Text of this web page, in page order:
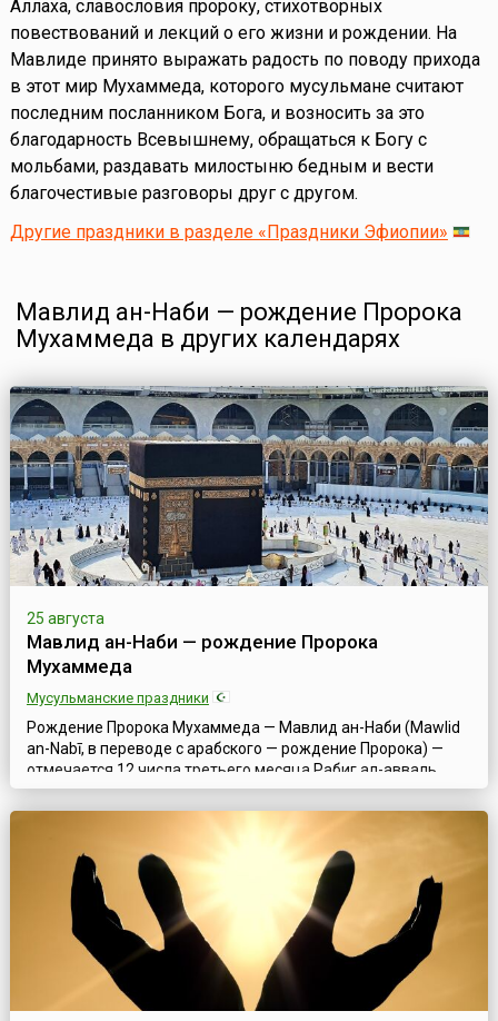
Аллаха, славословия пророку, стихотворных
повествований и лекций о его жизни и рождении. На
Мавлиде принято выражать радость по поводу прихода
в этот мир Мухаммеда, которого мусульмане считают
последним посланником Бога, и возносить за это
благодарность Всевышнему, обращаться к Богу с
мольбами, раздавать милостыню бедным и вести
благочестивые разговоры друг с другом.
Другие праздники в разделе «Праздники Эфиопии»
Мавлид ан-Наби — рождение Пророка
Мухаммеда в других календарях
25 августа
Мавлид ан-Наби — рождение Пророка
Мухаммеда
Мусульманские праздники
Рождение Пророка Мухаммеда — Мавлид ан-Наби (Mawlid
an-Nabī, в переводе с арабского — рождение Пророка) —
отмечается 12 числа третьего месяца Рабиг ал-авваль
(Rabi' al-awwal) исламского календаря. Но празднование
начинается накануне вечером.Рождение Мухаммеда стали
отмечать лишь спустя 300 лет после прихода ислама.
Поскольку точная дата рождения Мухаммеда неизвестна,
этот памятный день был при...